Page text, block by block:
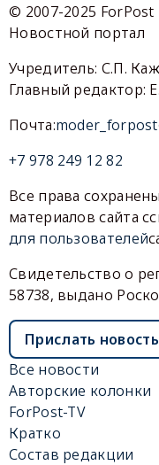
© 2007-2025 ForPost
Новостной портал
Учредитель: С.П.
Главный редактор:
Почта:
+7 978 249 12 82
Все права
материалов сайта
для пользователей
Свидетельство о
58738, выдано
Прислать новость
Все новости
Авторские колонки
ForPost-TV
Кратко
Состав редакции